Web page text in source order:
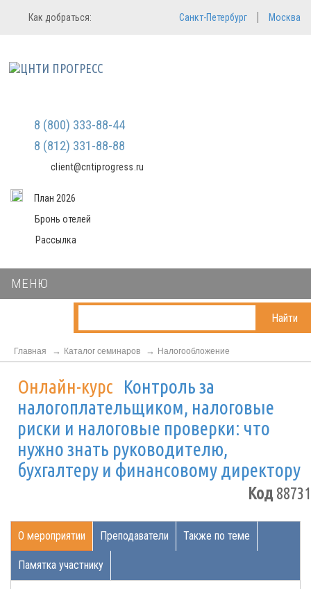
Регистрация
Мы не передаем ваши данные
третьим лицам и не рассылаем
Вход в систему
Как добраться: Санкт-Петербург Москва
8 (800) 333-88-44
8 (812) 331-88-88
client@cntiprogress.ru
План 2026
Бронь отелей
Рассылка
МЕНЮ
Найти
Главная Каталог семинаров Налогообложение
Онлайн-курс Контроль за
налогоплательщиком, налоговые
риски и налоговые проверки: что
нужно знать руководителю,
бухгалтеру и финансовому директору
Код88731
О мероприятии Преподаватели Также по теме
Памятка участнику